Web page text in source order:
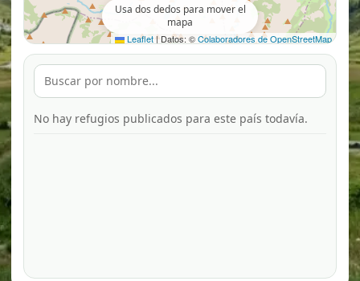
Leaflet|Datos: ©Colaboradores de OpenStreetMap
Usa dos dedos para mover el
mapa
No hay refugios publicados para este país todavía.